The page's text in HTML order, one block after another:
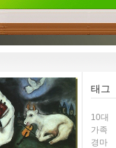
태그
10대
가족
경마